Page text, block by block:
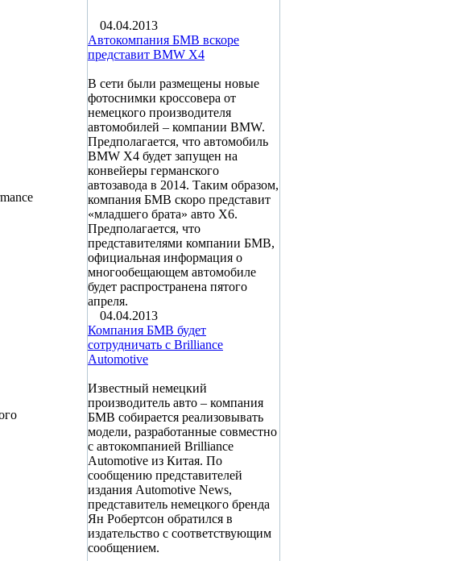
04.04.2013
Автокомпания БМВ вскоре
представит BMW X4
В сети были размещены новые
фотоснимки кроссовера от
немецкого производителя
автомобилей – компании BMW.
Предполагается, что автомобиль
BMW X4 будет запущен на
конвейеры германского
автозавода в 2014. Таким образом,
компания БМВ скоро представит
«младшего брата» авто X6.
Предполагается, что
представителями компании БМВ,
официальная информация о
многообещающем автомобиле
будет распространена пятого
апреля.
04.04.2013
Компания БМВ будет
сотрудничать с Brilliance
Automotive
Известный немецкий
производитель авто – компания
БМВ собирается реализовывать
модели, разработанные совместно
с автокомпанией Brilliance
Automotive из Китая. По
сообщению представителей
издания Automotive News,
представитель немецкого бренда
Ян Робертсон обратился в
издательство с соответствующим
сообщением.